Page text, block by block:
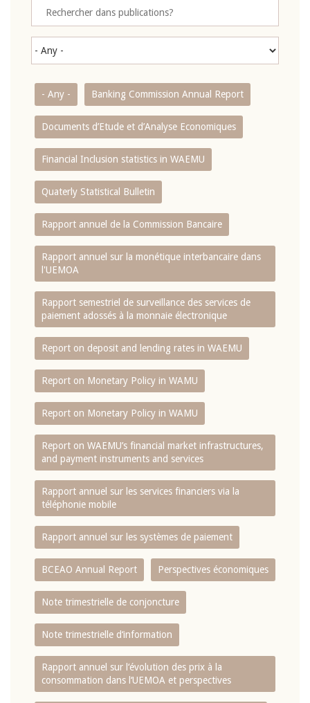
- Any - Banking Commission Annual Report
Documents d’Etude et d’Analyse Economiques
Financial Inclusion statistics in WAEMU
Quaterly Statistical Bulletin
Rapport annuel de la Commission Bancaire
Rapport annuel sur la monétique interbancaire dans
l'UEMOA
Rapport semestriel de surveillance des services de
paiement adossés à la monnaie électronique
Report on deposit and lending rates in WAEMU
Report on Monetary Policy in WAMU
Report on Monetary Policy in WAMU
Report on WAEMU’s financial market infrastructures,
and payment instruments and services
Rapport annuel sur les services financiers via la
téléphonie mobile
Rapport annuel sur les systèmes de paiement
BCEAO Annual Report Perspectives économiques
Note trimestrielle de conjoncture
Note trimestrielle d‘information
Rapport annuel sur l‘évolution des prix à la
consommation dans l‘UEMOA et perspectives